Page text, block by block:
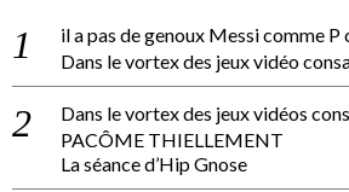
il a pas de genoux Messi comme P
Dans le vortex des jeux vidéo
Dans le vortex des jeux vidéos
PACÔME THIELLEMENT
La séance d’Hip Gnose